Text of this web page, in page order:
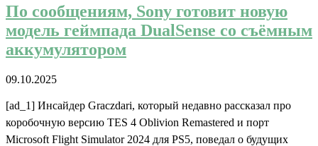
По сообщениям, Sony готовит новую
модель геймпада DualSense со съёмным
аккумулятором
09.10.2025
[ad_1] Инсайдер Graczdari, который недавно рассказал про
коробочную версию TES 4 Oblivion Remastered и порт
Microsoft Flight Simulator 2024 для PS5, поведал о будущих